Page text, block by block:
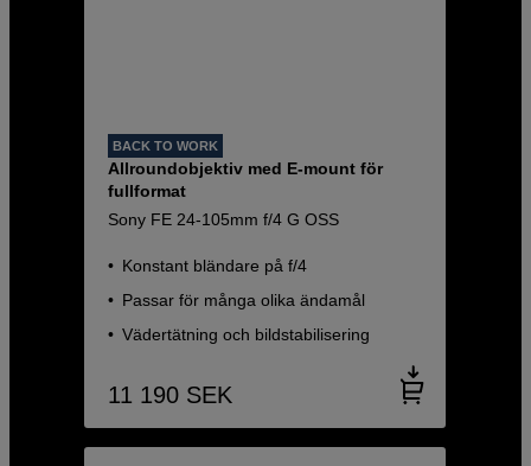
BACK TO WORK
Allroundobjektiv med E-mount för
fullformat
Sony FE 24-105mm f/4 G OSS
Konstant bländare på f/4
Passar för många olika ändamål
Vädertätning och bildstabilisering
11 190 SEK